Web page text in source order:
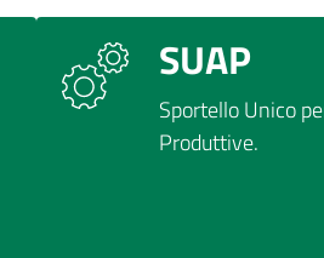
SUAP
Sportello Unico
Produttive.